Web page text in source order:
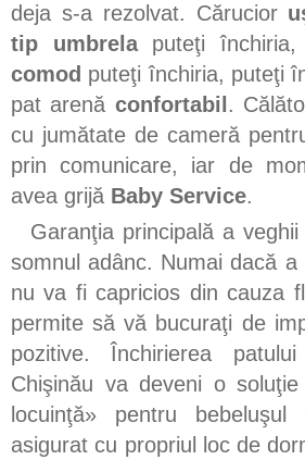
deja s-a rezolvat. Cărucior
tip umbrelaputeţi închiria,
comod puteţi închiria, puteţi
pat arenă confortabil .
cu jumătate de cameră
prin comunicare, iar de
avea grijă Baby Service.
Garanţia principală a
somnul adânc. Numai dacă a
nu va fi capricios din cauza
permite să vă bucuraţi de
pozitive. Închirierea
Chişinău va deveni o
locuinţă» pentru
asigurat cu propriul loc de